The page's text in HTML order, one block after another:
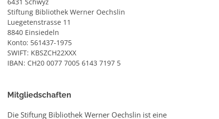
Stiftung Bibliothek Werner Oechslin
Luegetenstrasse 11
8840 Einsiedeln
Konto: 561437-1975
SWIFT: KBSZCH22XXX
IBAN: CH20 0077 7005 6143 7197 5
Mitgliedschaften
Die Stiftung Bibliothek Werner Oechslin ist eine